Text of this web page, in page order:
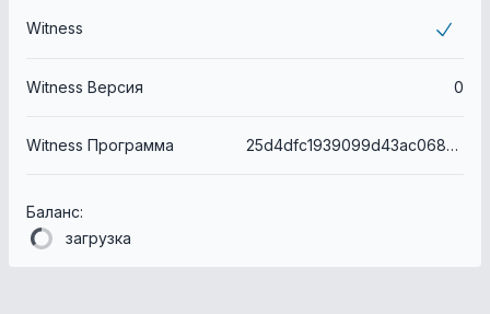
Witness
Witness Версия 0
Witness Программа 25d4dfc1939099d43ac068e0e53b527531ee1609
Баланс:
загрузка